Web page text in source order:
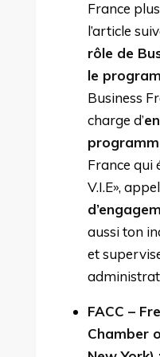
France
l’article
rôle de
le
Business
charge d’
France qui
V.I.E»,
aussi ton
et
FACC –
Chamber